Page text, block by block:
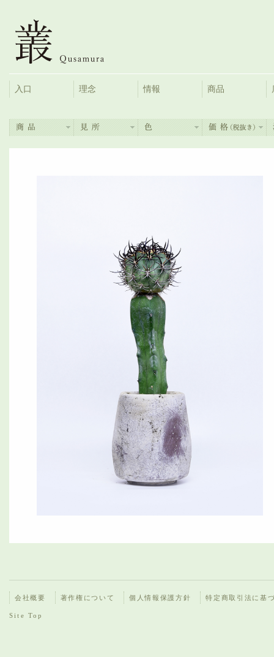
入口 理念 情報 商品
会社概要 著作権について 個人情報保護方針 特定商取引法に基
Site Top